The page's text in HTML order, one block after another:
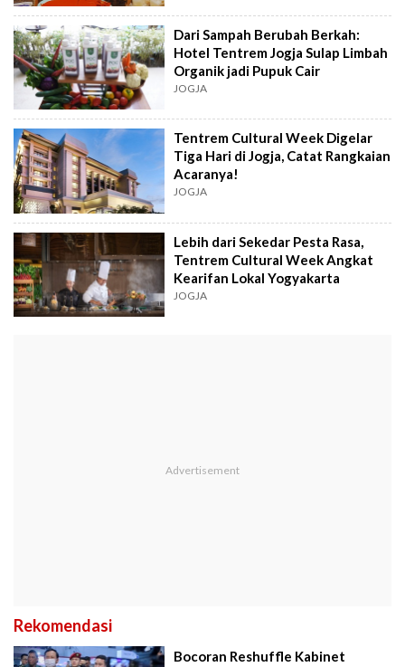
Dari Sampah Berubah Berkah:
Hotel Tentrem Jogja Sulap Limbah
Organik jadi Pupuk Cair
JOGJA
Tentrem Cultural Week Digelar
Tiga Hari di Jogja, Catat Rangkaian
Acaranya!
JOGJA
Lebih dari Sekedar Pesta Rasa,
Tentrem Cultural Week Angkat
Kearifan Lokal Yogyakarta
JOGJA
Rekomendasi
Bocoran Reshuffle Kabinet